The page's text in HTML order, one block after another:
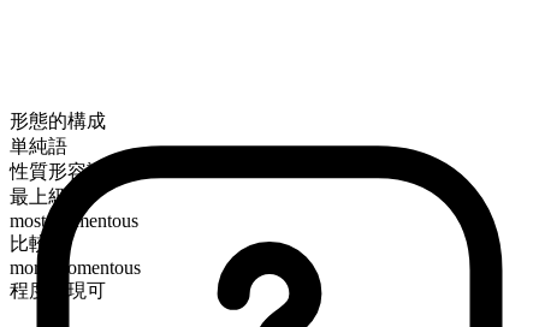
形態的構成
単純語
性質形容詞
最上級
most momentous
比較級
more momentous
程度表現可